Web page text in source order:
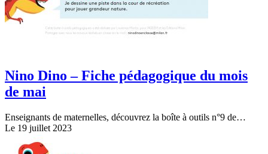
Nino Dino – Fiche pédagogique du mois
de mai
Enseignants de maternelles, découvrez la boîte à outils n°9 de…
Le 19 juillet 2023